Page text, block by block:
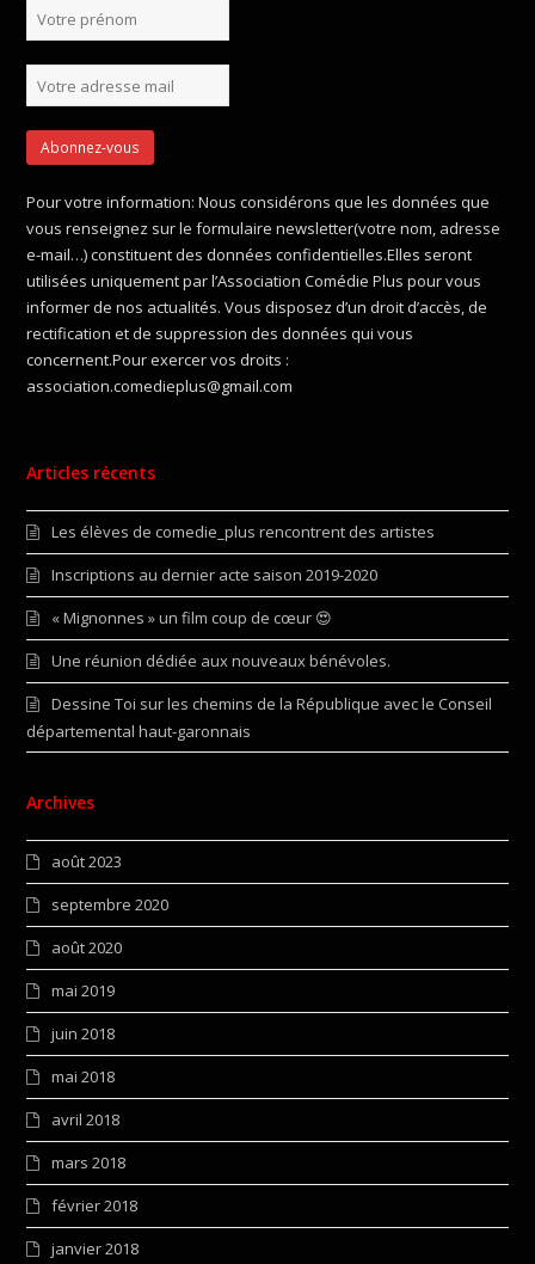
Pour votre information: Nous considérons que les données que
vous renseignez sur le formulaire newsletter(votre nom, adresse
e-mail…) constituent des données confidentielles.Elles seront
utilisées uniquement par l’Association Comédie Plus pour vous
informer de nos actualités. Vous disposez d’un droit d’accès, de
rectification et de suppression des données qui vous
concernent.Pour exercer vos droits :
association.comedieplus@gmail.com
Articles récents
Les élèves de comedie_plus rencontrent des artistes
Inscriptions au dernier acte saison 2019-2020
« Mignonnes » un film coup de cœur 😍
Une réunion dédiée aux nouveaux bénévoles.
Dessine Toi sur les chemins de la République avec le Conseil
départemental haut-garonnais
Archives
août 2023
septembre 2020
août 2020
mai 2019
juin 2018
mai 2018
avril 2018
mars 2018
février 2018
janvier 2018